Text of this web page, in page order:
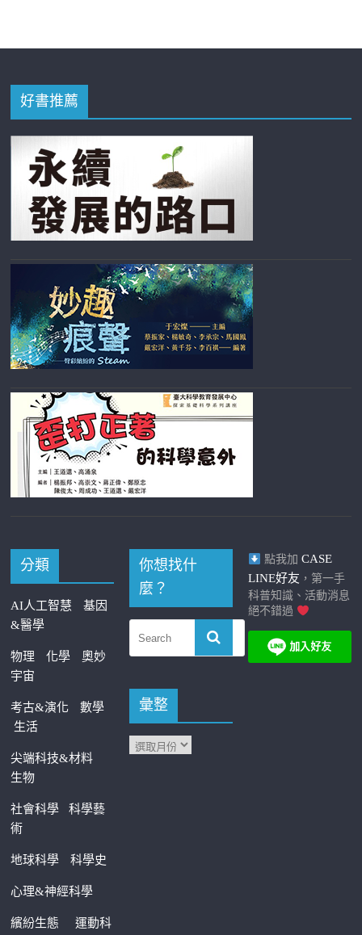
好書推薦
分類
AI人工智慧
基因
&醫學
物理 化學
奧妙
宇宙
考古&演化
數學
生活
尖端科技&材料
生物
社會科學科學藝
術
地球科學 科學史
心理&神經科學
繽紛生態運動科
你想找什
麼？
彙整
點我加 CASE
LINE好友 ，第一手
科普知識、活動消息
絕不錯過